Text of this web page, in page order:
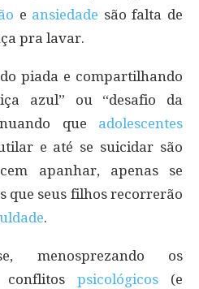
e ansiedade são falta de
pra lavar.
piada e compartilhando
azul” ou “desafio da
que adolescentes
e até se suicidar são
apanhar, apenas se
que seus filhos recorrerão
.
menosprezando os
conflitospsicológicos (e